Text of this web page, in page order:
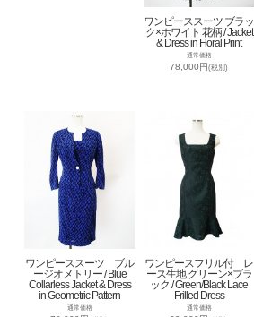
ワンピーススーツ ブラッ
ク×ホワイト 花柄 / Jacket
& Dress in Floral Print
通常価格
78,000円(税別)
ワンピーススーツ ブル
ージオメトリー / Blue
Collarless Jacket & Dress
in Geometric Pattern
通常価格
ワンピースフリル付 レ
ース生地 グリーン×ブラ
ック / Green/Black Lace
Frilled Dress
通常価格